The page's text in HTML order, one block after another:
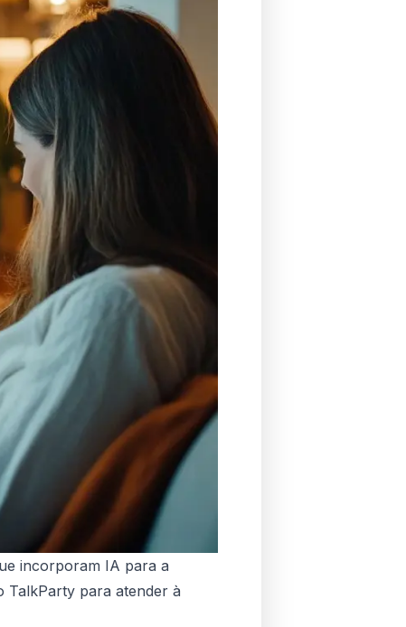
incorporam IA para a
TalkParty para atender à